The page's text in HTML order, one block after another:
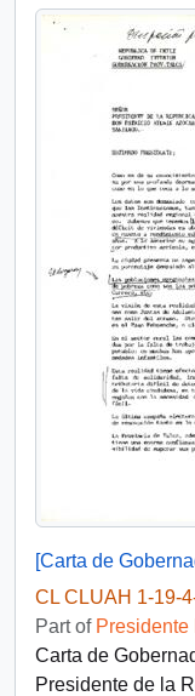
CL CLUAH 1-19-
Part of
Carta de
Presidente de la